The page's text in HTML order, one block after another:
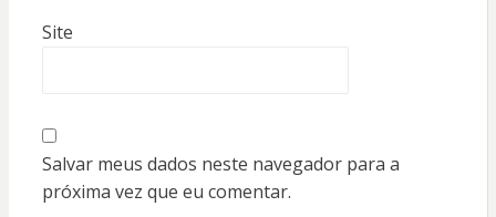
Site
Salvar meus dados neste navegador para a
próxima vez que eu comentar.